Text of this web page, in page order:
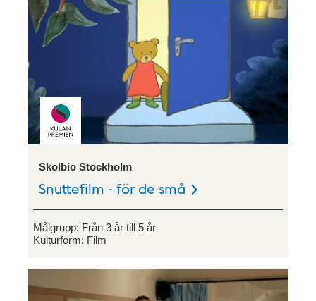
Skolbio Stockholm
Snuttefilm - för de små
Målgrupp: Från 3 år till 5 år
Kulturform: Film